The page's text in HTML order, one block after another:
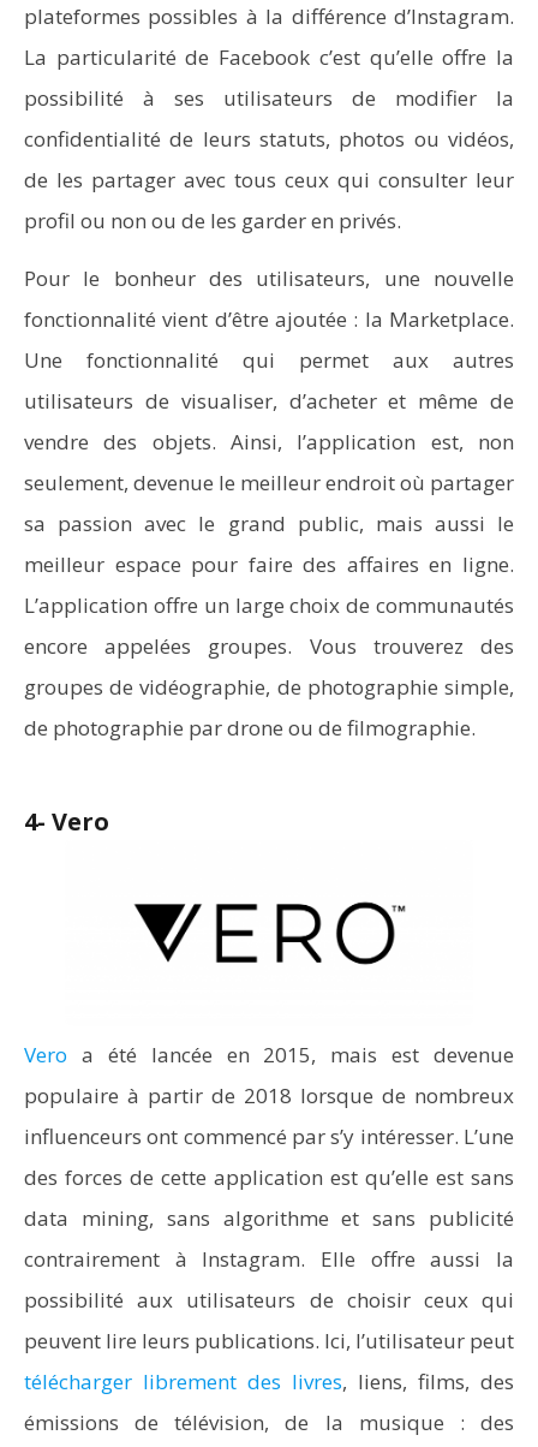
plateformes possibles à la différence d’Instagram.
La particularité de Facebook c’est qu’elle offre la
possibilité à ses utilisateurs de modifier la
confidentialité de leurs statuts, photos ou vidéos,
de les partager avec tous ceux qui consulter leur
profil ou non ou de les garder en privés.
Pour le bonheur des utilisateurs, une nouvelle
fonctionnalité vient d’être ajoutée : la Marketplace.
Une fonctionnalité qui permet aux autres
utilisateurs de visualiser, d’acheter et même de
vendre des objets. Ainsi, l’application est, non
seulement, devenue le meilleur endroit où partager
sa passion avec le grand public, mais aussi le
meilleur espace pour faire des affaires en ligne.
L’application offre un large choix de communautés
encore appelées groupes. Vous trouverez des
groupes de vidéographie, de photographie simple,
de photographie par drone ou de filmographie.
4- Vero
Vero a été lancée en 2015, mais est devenue
populaire à partir de 2018 lorsque de nombreux
influenceurs ont commencé par s’y intéresser. L’une
des forces de cette application est qu’elle est sans
data mining, sans algorithme et sans publicité
contrairement à Instagram. Elle offre aussi la
possibilité aux utilisateurs de choisir ceux qui
peuvent lire leurs publications. Ici, l’utilisateur peut
télécharger librement des livres, liens, films, des
émissions de télévision, de la musique : des